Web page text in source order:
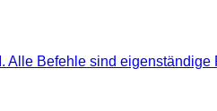
Befehle sind